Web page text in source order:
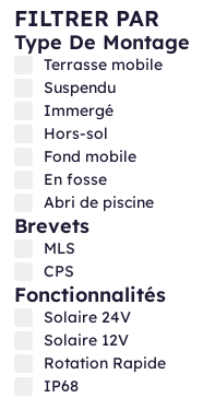
FILTRER PAR
Type De Montage
Terrasse mobile
Suspendu
Immergé
Hors-sol
Fond mobile
En fosse
Abri de piscine
Brevets
MLS
CPS
Fonctionnalités
Solaire 24V
Solaire 12V
Rotation Rapide
IP68